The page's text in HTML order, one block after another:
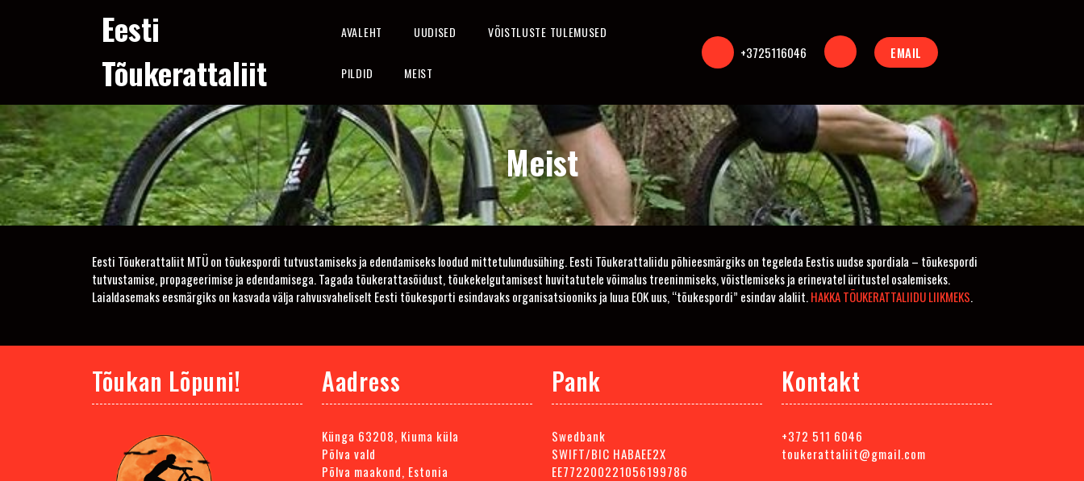
Eesti
Tõukerattaliit
AVALEHT UUDISED VÕISTLUSTE TULEMUSED
PILDID MEIST
+3725116046 EMAIL
Meist
Eesti Tõukerattaliit MTÜ on tõukespordi tutvustamiseks ja edendamiseks loodud mittetulundusühing. Eesti Tõukerattaliidu põhieesmärgiks on tegeleda Eestis uudse spordiala – tõukespordi
tutvustamise, propageerimise ja edendamisega. Tagada tõukerattasõidust, tõukekelgutamisest huvitatutele võimalus treeninmiseks, võistlemiseks ja erinevatel üritustel osalemiseks.
Laialdasemaks eesmärgiks on kasvada välja rahvusvaheliselt Eesti tõukesporti esindavaks organisatsiooniks ja luua EOK uus, “tõukespordi” esindav alaliit.HAKKA TÕUKERATTALIIDU LIIKMEKS.
Tõukan Lõpuni! Aadress
Künga 63208, Kiuma küla
Põlva vald
Põlva maakond, Estonia
Pank
Swedbank
SWIFT/BIC HABAEE2X
EE772200221056199786
Kontakt
+372 511 6046
toukerattaliit@gmail.com